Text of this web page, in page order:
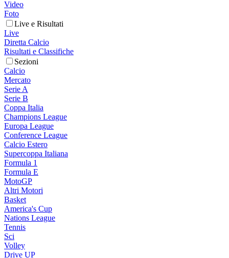
Video
Foto
Live e Risultati
Live
Diretta Calcio
Risultati e Classifiche
Sezioni
Calcio
Mercato
Serie A
Serie B
Coppa Italia
Champions League
Europa League
Conference League
Calcio Estero
Supercoppa Italiana
Formula 1
Formula E
MotoGP
Altri Motori
Basket
America's Cup
Nations League
Tennis
Sci
Volley
Drive UP